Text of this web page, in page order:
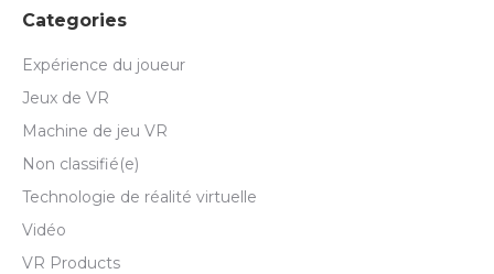
Categories
Expérience du joueur
Jeux de VR
Machine de jeu VR
Non classifié(e)
Technologie de réalité virtuelle
Vidéo
VR Products